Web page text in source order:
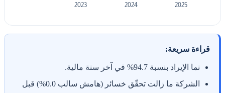
2023 2024 2025
قراءة سريعة:
نما الإيراد بنسبة 94.7% في آخر سنة مالية.
الشركة ما زالت تحقّق خسائر (هامش سالب 0.0%) قبل